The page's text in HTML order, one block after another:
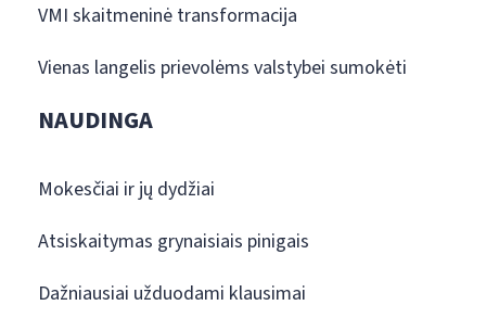
VMI skaitmeninė transformacija
Vienas langelis prievolėms valstybei sumokėti
NAUDINGA
Mokesčiai ir jų dydžiai
Atsiskaitymas grynaisiais pinigais
Dažniausiai užduodami klausimai